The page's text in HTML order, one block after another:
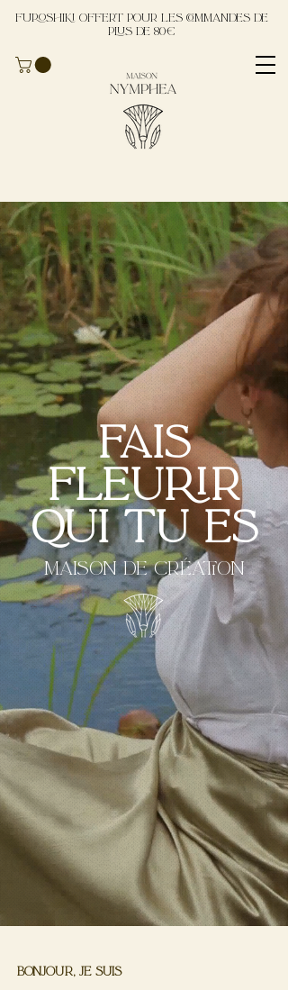
Furoshiki offert pour les commandes de
plus de 80€
Fais
fleurir
qui tu es
Maison de création
Bonjour, je suis